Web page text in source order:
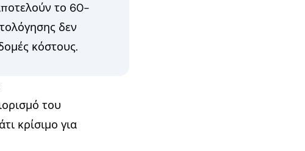
το 60-
δεν
κόστους.
του
κρίσιμο για